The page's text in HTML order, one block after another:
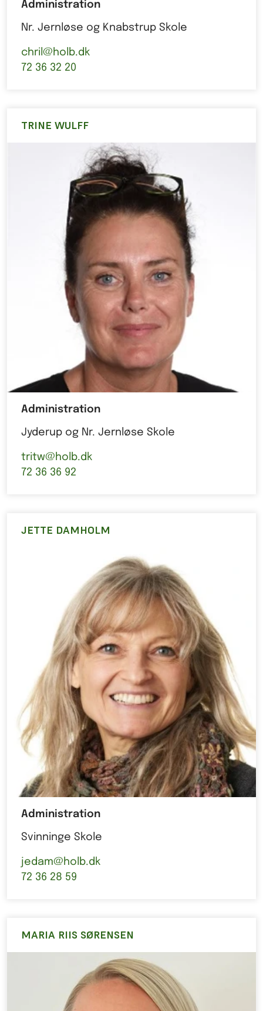
Administration
Nr. Jernløse og Knabstrup Skole
chril@holb.dk
72 36 32 20
TRINE WULFF
Administration
Jyderup og Nr. Jernløse Skole
tritw@holb.dk
72 36 36 92
JETTE DAMHOLM
Administration
Svinninge Skole
jedam@holb.dk
72 36 28 59
MARIA RIIS SØRENSEN